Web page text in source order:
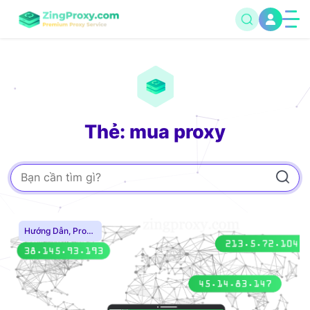
Thẻ: mua proxy
Hướng Dẫn, Proxy
Dân Cư,Proxy
SOCKS5 Thuê
Proxy Nước Ngoài
Thuê Proxy US
Thuê Proxy Việt
Nam,